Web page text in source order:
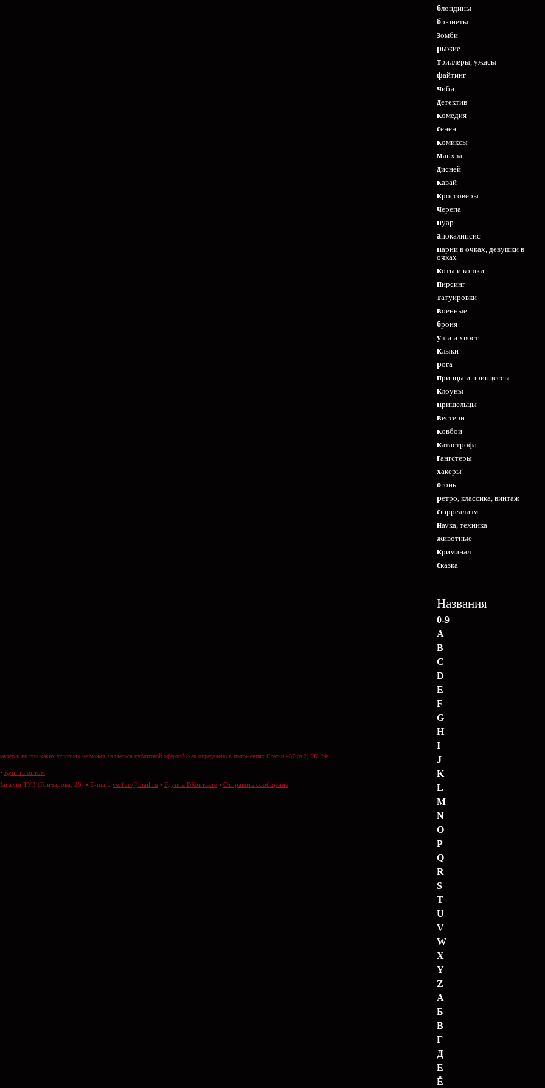
блондины
брюнеты
зомби
рыжие
триллеры, ужасы
файтинг
чиби
детектив
комедия
сёнен
комиксы
манхва
дисней
кавай
кроссоверы
черепа
нуар
апокалипсис
парни в очках, девушки в
очках
коты и кошки
пирсинг
татуировки
военные
броня
уши и хвост
клыки
рога
принцы и принцессы
клоуны
пришельцы
вестерн
ковбои
катастрофа
гангстеры
хакеры
огонь
ретро, классика, винтаж
сюрреализм
наука, техника
животные
криминал
сказка
Названия
0-9
A
B
C
D
E
F
G
H
I
J
K
L
M
N
O
P
Q
R
S
T
U
V
W
X
Y
Z
А
Б
В
Г
Д
Е
Ё
и ни при каких условиях не может являеться публичной офертой (как определено в положениях Статьи 437 (п.2) ГК РФ.
• Купить оптом
ТУЗ (Гончарова, 28) • E-mail: verfurt@mail.ru • Группа ВКонтакте • Отправить сообщение